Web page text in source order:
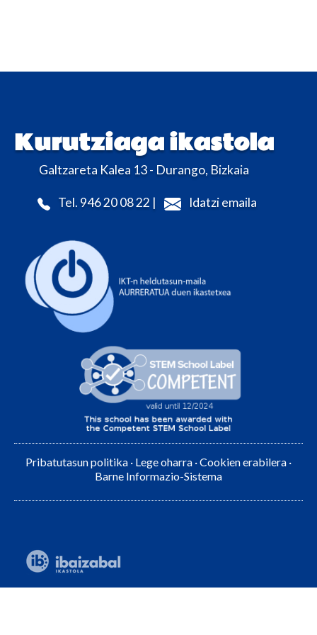
Kurutziaga ikastola
Galtzareta Kalea 13 - Durango, Bizkaia
Tel. 946 20 08 22 | Idatzi emaila
Pribatutasun politika · Lege oharra ·Cookien erabilera ·
Barne Informazio-Sistema